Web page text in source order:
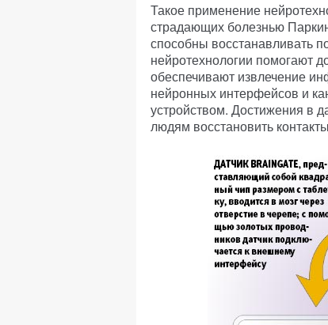
Такое применение
страдающих болезнью
способны восстанавливать
нейротехнологии помогают
обеспечивают извлечение
нейронных интерфейсов и
устройством. Достижения в
людям восстановить